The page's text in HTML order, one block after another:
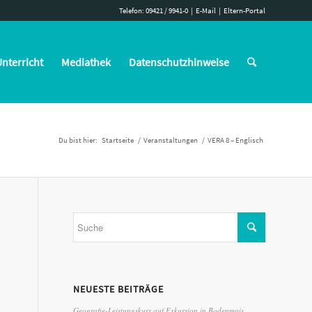
Telefon: 09421 / 9941-0 | E-Mail | Eltern-Portal
Mediathek Datenschutzhinweise
Du bist hier: Startseite / Veranstaltungen / VERA 8 – Englisch
NEUESTE BEITRÄGE